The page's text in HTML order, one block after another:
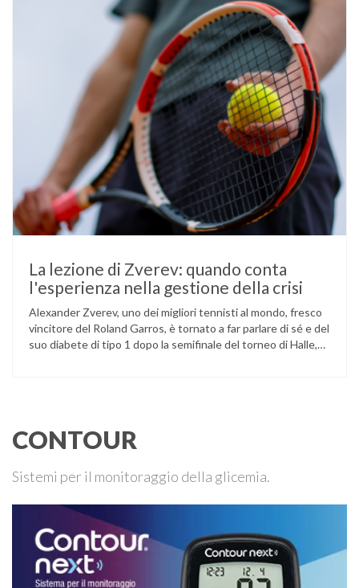
La lezione di Zverev: quando conta
l'esperienza nella gestione della crisi
Alexander Zverev, uno dei migliori tennisti al mondo, fresco
vincitore del Roland Garros, è tornato a far parlare di sé e del
suo diabete di tipo 1 dopo la semifinale del torneo di Halle,
CONTOUR
Sistemi per il monitoraggio della glicemia.